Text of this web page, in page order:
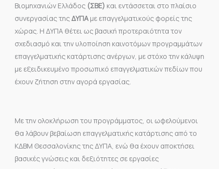
Βιομηχανιών Ελλάδος (ΣΒΕ) και εντάσσεται στο πλαίσιο
συνεργασίας τηςΔΥΠΑ με επαγγελματικούς φορείς της
χώρας. Η ΔΥΠΑ θέτει ως βασική προτεραιότητα τον
σχεδιασμό και την υλοποίηση καινοτόμων προγραμμάτων
επαγγελματικής κατάρτισης ανέργων, με στόχο την κάλυψη
με εξειδικευμένο προσωπικό επαγγελματικών πεδίων που
έχουν ζήτηση στην αγορά εργασίας.
Με την ολοκλήρωση του προγράμματος, οι ωφελούμενοι
θα λάβουν βεβαίωση επαγγελματικής κατάρτισης από το
ΚΔΒΜ Θεσσαλονίκης της ΔΥΠΑ, ενώ θα έχουν αποκτήσει
βασικές γνώσεις και δεξιότητες σε εργασίες